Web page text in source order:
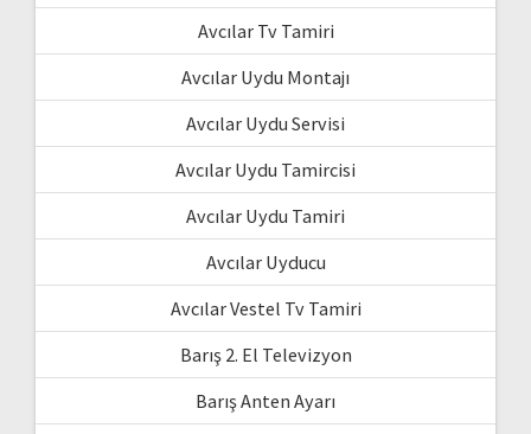
Avcılar Tv Tamiri
Avcılar Uydu Montajı
Avcılar Uydu Servisi
Avcılar Uydu Tamircisi
Avcılar Uydu Tamiri
Avcılar Uyducu
Avcılar Vestel Tv Tamiri
Barış 2. El Televizyon
Barış Anten Ayarı